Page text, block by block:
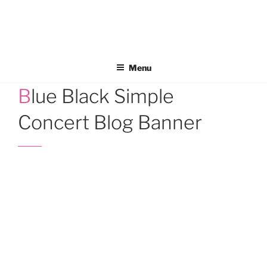
Menu
Blue Black Simple
Concert Blog Banner